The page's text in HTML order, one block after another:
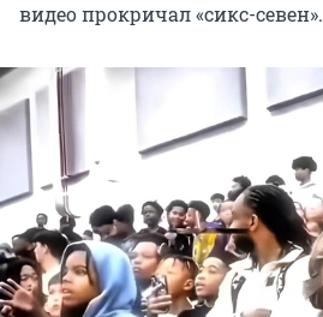
видео прокричал «сикс-севен».